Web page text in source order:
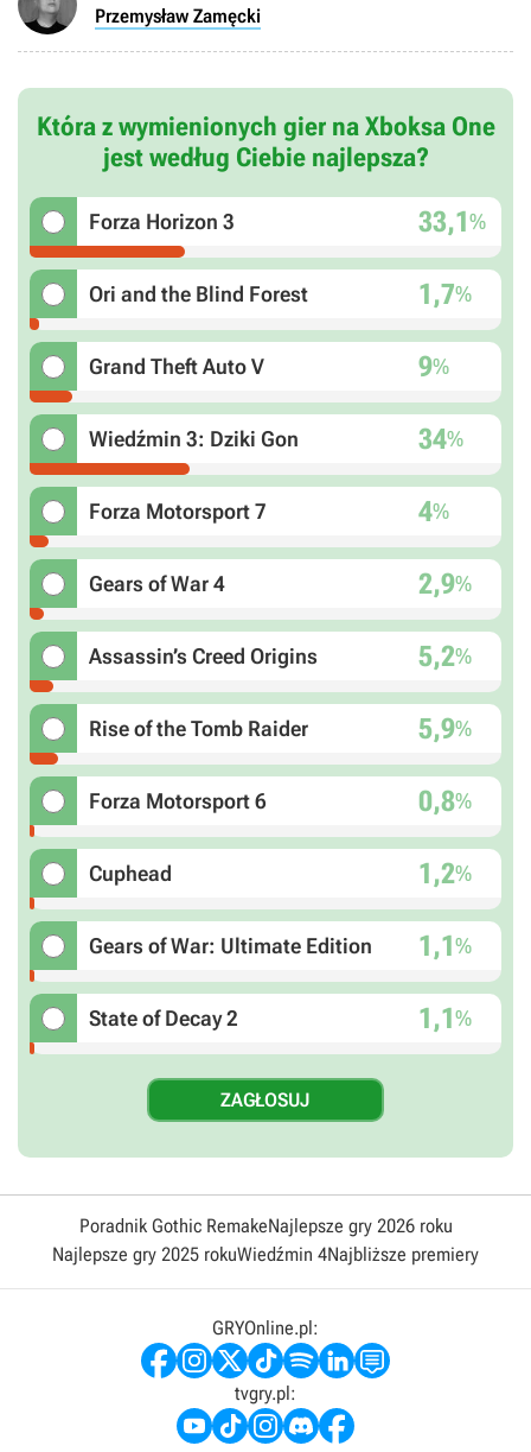
Przemysław Zamęcki
Która z wymienionych gier na Xboksa One
jest według Ciebie najlepsza?
Forza Horizon 3 33,1%
Ori and the Blind Forest 1,7%
Grand Theft Auto V 9%
Wiedźmin 3: Dziki Gon 34%
Forza Motorsport 7 4%
Gears of War 4 2,9%
Assassin’s Creed Origins 5,2%
Rise of the Tomb Raider 5,9%
Forza Motorsport 6 0,8%
Cuphead 1,2%
Gears of War: Ultimate Edition 1,1%
State of Decay 2 1,1%
Poradnik Gothic RemakeNajlepsze gry 2026 roku
Najlepsze gry 2025 rokuWiedźmin 4Najbliższe premiery
GRYOnline.pl:
tvgry.pl: